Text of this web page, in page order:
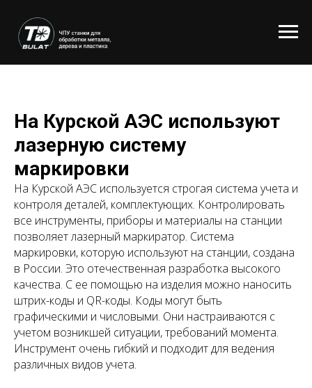
На Курской АЭС используют
лазерную систему
маркировки
На Курской АЭС используется строгая система учета и
контроля деталей, комплектующих. Контролировать
все инструменты, приборы и материалы на станции
позволяет лазерный маркиратор. Система
маркировки, которую используют на станции, создана
в России. Это отечественная разработка высокого
качества. С ее помощью на изделия можно наносить
штрих-коды и QR-коды. Коды могут быть
графическими и числовыми. Они настраиваются с
учетом возникшей ситуации, требований момента.
Инструмент очень гибкий и подходит для ведения
различных видов учета.